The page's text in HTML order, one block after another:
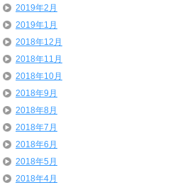
2019年2月
2019年1月
2018年12月
2018年11月
2018年10月
2018年9月
2018年8月
2018年7月
2018年6月
2018年5月
2018年4月